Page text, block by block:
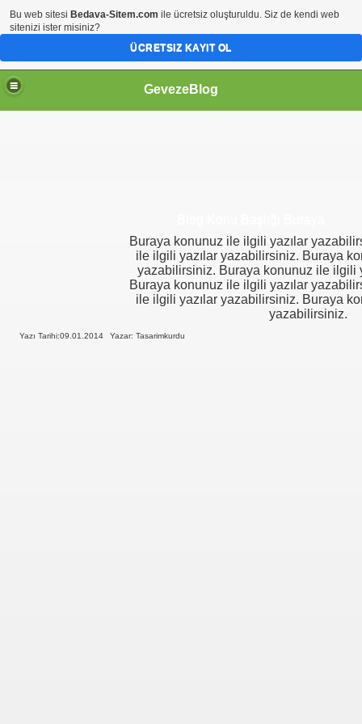
GevezeBlog
Buraya konunuz ile ilgili yazılar
ile ilgili yazılar yazabilirsiniz. Buraya
yazabilirsiniz. Buraya konunuz ile ilgili
Buraya konunuz ile ilgili yazılar
ile ilgili yazılar yazabilirsiniz. Buraya
yazabilirsiniz.
Yazı Tarihi:09.01.2014 Yazar: Tasarimkurdu
Bu web sitesi Bedava-Sitem.com ile ücretsiz oluşturuldu. Siz de kendi web
sitenizi ister misiniz?
ÜCRETSIZ KAYIT OL